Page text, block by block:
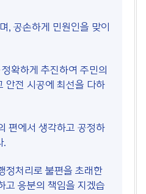
, 공손하게 민원인을 맞이
확하게 추진하여 주민의
안전 시공에 최선을 다하
편에서 생각하고 공정하
.
정처리로 불편을 초래한
고 응분의 책임을 지겠습